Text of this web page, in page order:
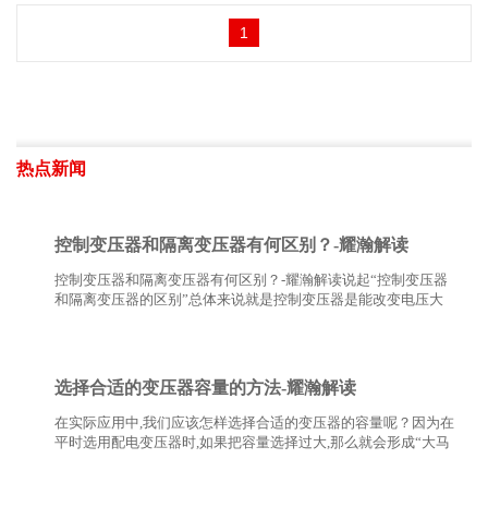
1
热点新闻
控制变压器和隔离变压器有何区别？-耀瀚解读
控制变压器和隔离变压器有何区别？-耀瀚解读说起“控制变压器
和隔离变压器的区别”总体来说就是控制变压器是能改变电压大
选择合适的变压器容量的方法-耀瀚解读
在实际应用中,我们应该怎样选择合适的变压器的容量呢？因为在
平时选用配电变压器时,如果把容量选择过大,那么就会形成“大马